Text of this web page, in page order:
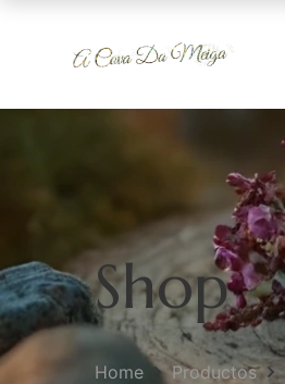
Shop
Home Productos